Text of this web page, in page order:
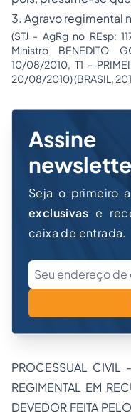
3. Agravo regimental
(STJ - AgRg no REsp:
Ministro BENEDITO
10/08/2010, T1 -
20/08/2010) (BRASIL,
Seja o primeiro
exclusivas e
caixa de entrada.
PROCESSUAL CIVIL
REGIMENTAL EM
DEVEDOR FEITA